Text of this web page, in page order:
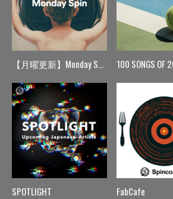
【月曜更新】Monday Spin
SPOTLIGHT
100 SONGS OF
FabCafe